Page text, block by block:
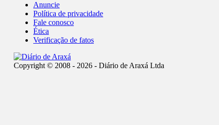
Anuncie
Política de privacidade
Fale conosco
Ética
Verificação de fatos
Copyright © 2008 - 2026 - Diário de Araxá Ltda